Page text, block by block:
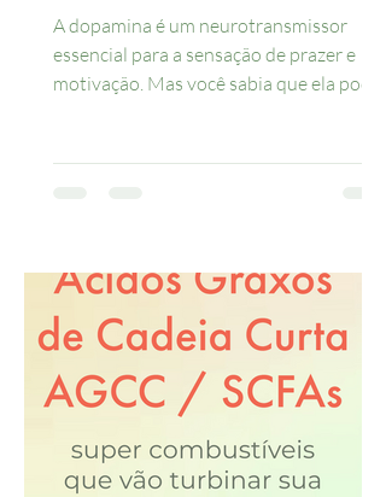
A dopamina é um neurotransmissor
essencial para a sensação de prazer e
motivação. Mas você sabia que ela pode